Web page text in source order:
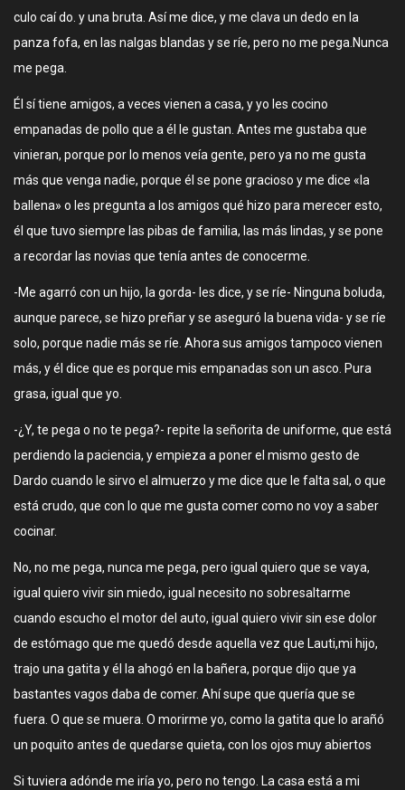
culo caí do. y una bruta. Así me dice, y me clava un dedo en la
panza fofa, en las nalgas blandas y se ríe, pero no me pega.Nunca
me pega.
Él sí tiene amigos, a veces vienen a casa, y yo les cocino
empanadas de pollo que a él le gustan. Antes me gustaba que
vinieran, porque por lo menos veía gente, pero ya no me gusta
más que venga nadie, porque él se pone gracioso y me dice «la
ballena» o les pregunta a los amigos qué hizo para merecer esto,
él que tuvo siempre las pibas de familia, las más lindas, y se pone
a recordar las novias que tenía antes de conocerme.
-Me agarró con un hijo, la gorda- les dice, y se ríe- Ninguna boluda,
aunque parece, se hizo preñar y se aseguró la buena vida- y se ríe
solo, porque nadie más se ríe. Ahora sus amigos tampoco vienen
más, y él dice que es porque mis empanadas son un asco. Pura
grasa, igual que yo.
-¿Y, te pega o no te pega?- repite la señorita de uniforme, que está
perdiendo la paciencia, y empieza a poner el mismo gesto de
Dardo cuando le sirvo el almuerzo y me dice que le falta sal, o que
está crudo, que con lo que me gusta comer como no voy a saber
cocinar.
No, no me pega, nunca me pega, pero igual quiero que se vaya,
igual quiero vivir sin miedo, igual necesito no sobresaltarme
cuando escucho el motor del auto, igual quiero vivir sin ese dolor
de estómago que me quedó desde aquella vez que Lauti,mi hijo,
trajo una gatita y él la ahogó en la bañera, porque dijo que ya
bastantes vagos daba de comer. Ahí supe que quería que se
fuera. O que se muera. O morirme yo, como la gatita que lo arañó
un poquito antes de quedarse quieta, con los ojos muy abiertos
Si tuviera adónde me iría yo, pero no tengo. La casa está a mi